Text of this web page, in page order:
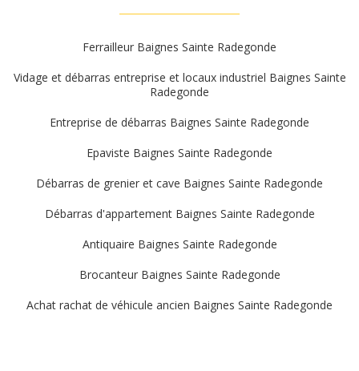
Ferrailleur Baignes Sainte Radegonde
Vidage et débarras entreprise et locaux industriel Baignes Sainte
Radegonde
Entreprise de débarras Baignes Sainte Radegonde
Epaviste Baignes Sainte Radegonde
Débarras de grenier et cave Baignes Sainte Radegonde
Débarras d'appartement Baignes Sainte Radegonde
Antiquaire Baignes Sainte Radegonde
Brocanteur Baignes Sainte Radegonde
Achat rachat de véhicule ancien Baignes Sainte Radegonde